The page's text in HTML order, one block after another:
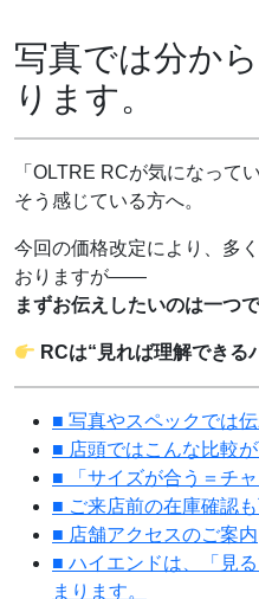
写真では分か
ります。
「OLTRE RCが気になってい
そう感じている方へ。
今回の価格改定により、多
おりますが――
まずお伝えしたいのは一つで
RCは“見れば理解できる
■ 写真やスペックでは
■ 店頭ではこんな比較
■ 「サイズが合う＝チャ
■ ご来店前の在庫確認
■ 店舗アクセスのご案内
■ ハイエンドは、「見
まります。